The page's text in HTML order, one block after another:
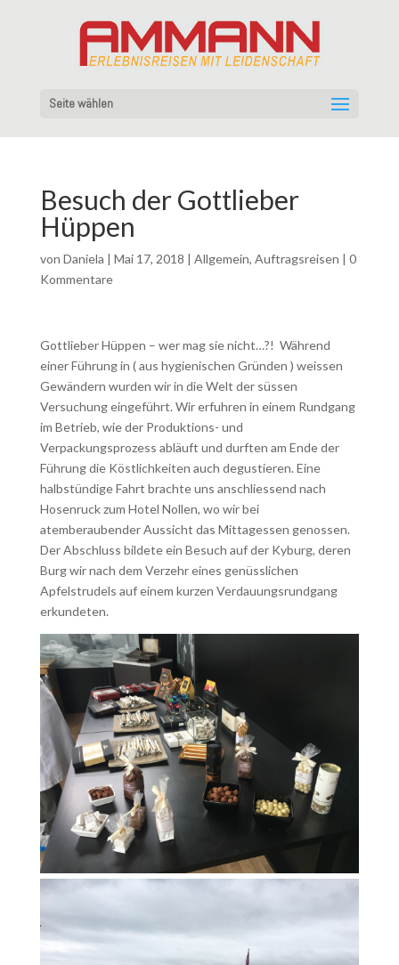
Seite wählen
Besuch der Gottlieber
Hüppen
von Daniela | Mai 17, 2018 | Allgemein, Auftragsreisen | 0
Kommentare
Gottlieber Hüppen – wer mag sie nicht…?! Während
einer Führung in ( aus hygienischen Gründen ) weissen
Gewändern wurden wir in die Welt der süssen
Versuchung eingeführt. Wir erfuhren in einem Rundgang
im Betrieb, wie der Produktions- und
Verpackungsprozess abläuft und durften am Ende der
Führung die Köstlichkeiten auch degustieren. Eine
halbstündige Fahrt brachte uns anschliessend nach
Hosenruck zum Hotel Nollen, wo wir bei
atemberaubender Aussicht das Mittagessen genossen.
Der Abschluss bildete ein Besuch auf der Kyburg, deren
Burg wir nach dem Verzehr eines genüsslichen
Apfelstrudels auf einem kurzen Verdauungsrundgang
erkundeten.